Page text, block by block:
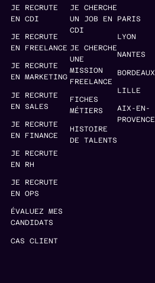
JE RECRUTE
EN CDI
JE RECRUTE
EN FREELANCE
JE RECRUTE
EN MARKETING
JE RECRUTE
EN SALES
JE RECRUTE
EN FINANCE
JE RECRUTE
EN RH
JE RECRUTE
EN OPS
ÉVALUEZ MES
CANDIDATS
CAS CLIENT
JE CHERCHE
UN JOB EN
CDI
JE CHERCHE
UNE
MISSION
FREELANCE
FICHES
MÉTIERS
HISTOIRE
DE TALENTS
PARIS
LYON
NANTES
BORDEAUX
LILLE
AIX-EN-
PROVENCE